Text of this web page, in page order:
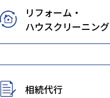
リフォーム・
ハウスクリーニング
相続代行